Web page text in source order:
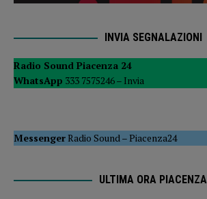
INVIA SEGNALAZIONI
Radio Sound Piacenza 24
WhatsApp 333 7575246 – Invia
MessengerRadio Sound –Piacenza24
ULTIMA ORA PIACENZA